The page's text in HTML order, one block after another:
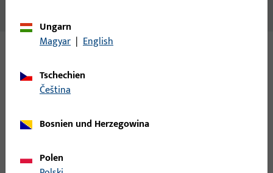
Varianten
Zu diesem Produkt gibt es folgende Varianten:
H-00076-98-0-6 | Schwellenhalter | SWH zu
Ungarn
Magyar | English
Tschechien
čeština
Bosnien und Herzegowina
Polen